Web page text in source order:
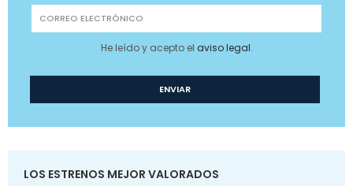
He leído y acepto el aviso legal.
LOS ESTRENOS MEJOR VALORADOS